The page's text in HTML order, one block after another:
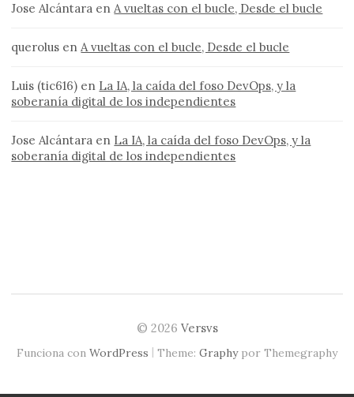
Jose Alcántara enA vueltas con el bucle, Desde el bucle
querolus enA vueltas con el bucle, Desde el bucle
Luis (tic616) en La IA, la caída del foso DevOps, y la
soberanía digital de los independientes
Jose Alcántara en La IA, la caída del foso DevOps, y la
soberanía digital de los independientes
© 2026 Versvs
Funciona con WordPress | Theme: Graphypor Themegraphy